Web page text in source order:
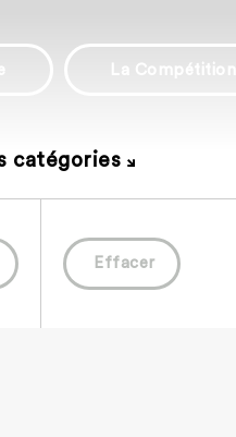
La Compétition
catégories
Effacer